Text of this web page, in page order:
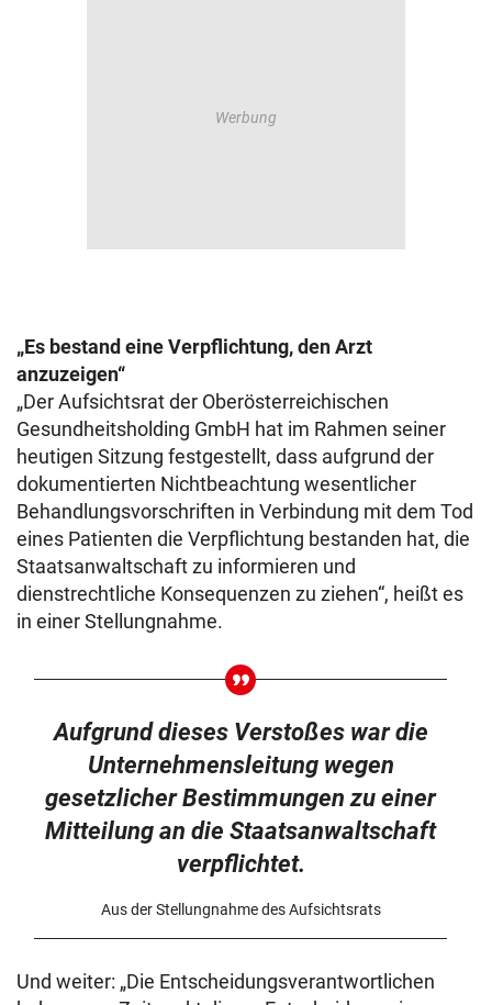
„Es bestand eine Verpflichtung, den Arzt
anzuzeigen“
„Der Aufsichtsrat der Oberösterreichischen
Gesundheitsholding GmbH hat im Rahmen seiner
heutigen Sitzung festgestellt, dass aufgrund der
dokumentierten Nichtbeachtung wesentlicher
Behandlungsvorschriften in Verbindung mit dem Tod
eines Patienten die Verpflichtung bestanden hat, die
Staatsanwaltschaft zu informieren und
dienstrechtliche Konsequenzen zu ziehen“, heißt es
in einer Stellungnahme.
Aufgrund dieses Verstoßes war die
Unternehmensleitung wegen
gesetzlicher Bestimmungen zu einer
Mitteilung an die Staatsanwaltschaft
verpflichtet.
Aus der Stellungnahme des Aufsichtsrats
Und weiter: „Die Entscheidungsverantwortlichen